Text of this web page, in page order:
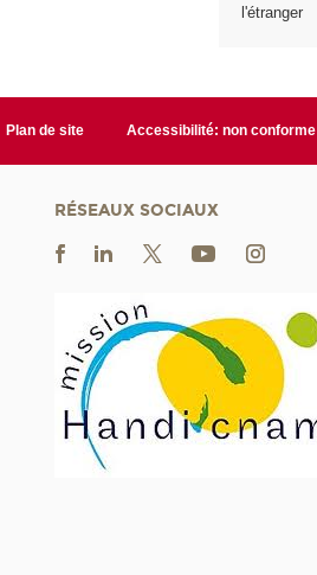
l'étranger
Plan de site Accessibilité: non conforme
RÉSEAUX SOCIAUX